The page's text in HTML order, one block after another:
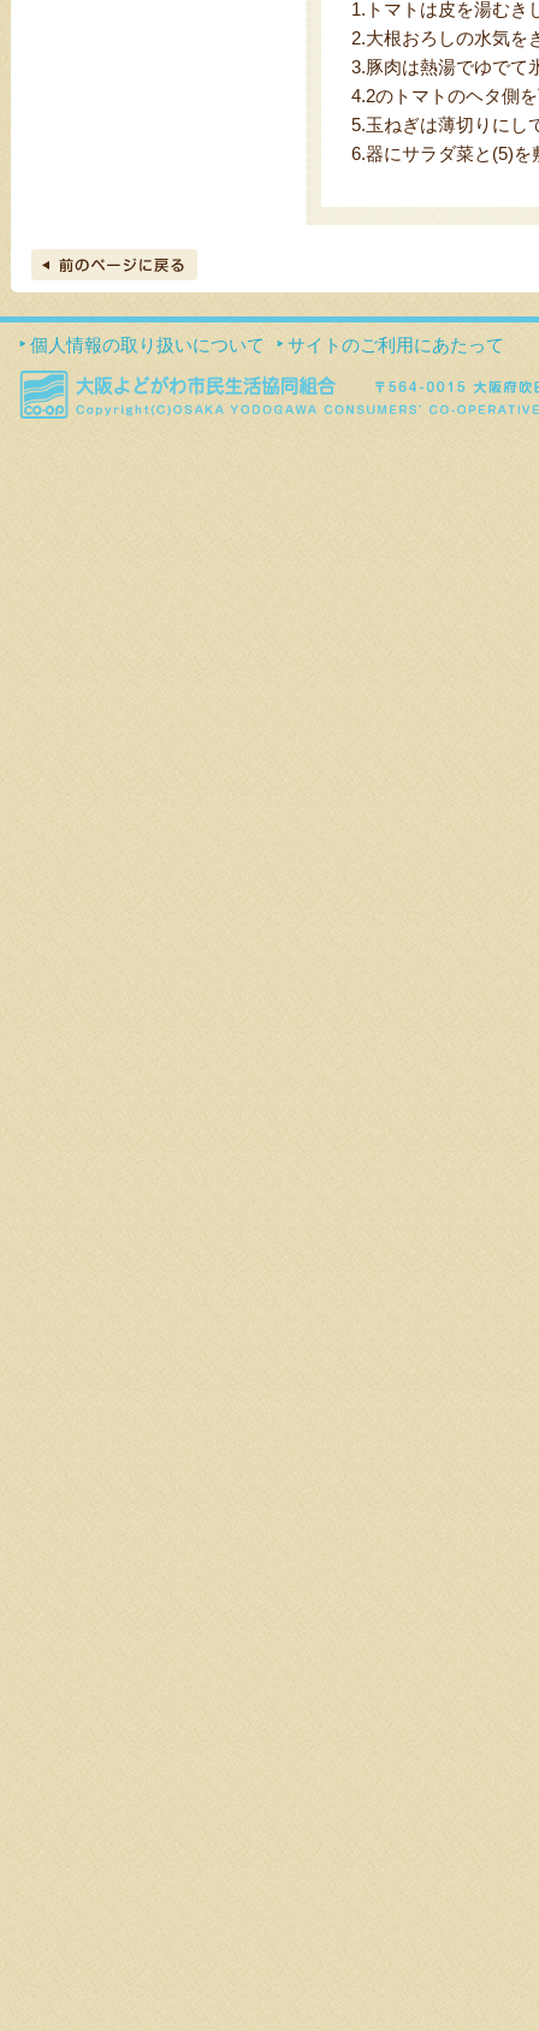
1. トマトは皮を湯む
2.大根おろしの水気を
3.豚肉は熱湯でゆでて
4.2のトマトのヘタ側
5.玉ねぎは薄切りにし
6.器にサラダ菜と(5)を
個人情報の取り扱いについて サイトのご利用にあたって